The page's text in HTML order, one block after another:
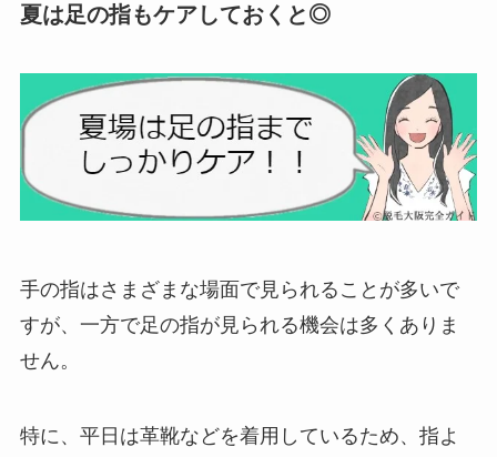
夏は足の指もケアしておくと◎
手の指はさまざまな場面で見られることが多いで
すが、一方で足の指が見られる機会は多くありま
せん。
特に、平日は革靴などを着用しているため、指よ